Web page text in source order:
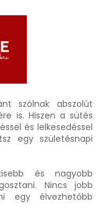
szólnak abszolút
is. Hiszen a sütés
és lelkesedéssel
egy születésnapi
és nagyobb
Nincs jobb
egy élvezhetőbb